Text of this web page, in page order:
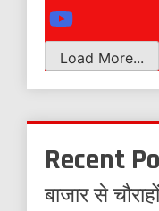
Load More...
Recent
बाजार से